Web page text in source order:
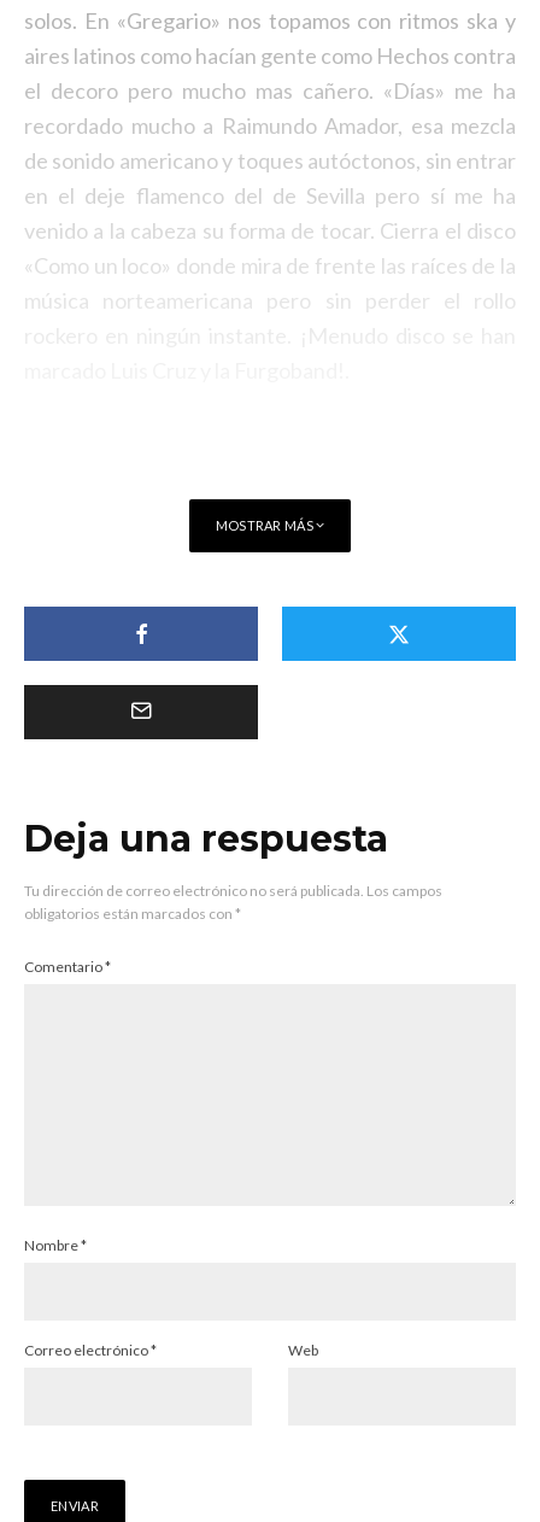
solos. En «Gregario» nos topamos con ritmos ska y
aires latinos como hacían gente como Hechos contra
el decoro pero mucho mas cañero. «Días» me ha
recordado mucho a Raimundo Amador, esa mezcla
de sonido americano y toques autóctonos, sin entrar
en el deje flamenco del de Sevilla pero sí me ha
venido a la cabeza su forma de tocar. Cierra el disco
«Como un loco» donde mira de frente las raíces de la
música norteamericana pero sin perder el rollo
MOSTRAR MÁS
Deja una respuesta
Tu dirección de correo electrónico no será publicada. Los campos
obligatorios están marcados con *
Comentario*
Nombre*
Correo electrónico* Web